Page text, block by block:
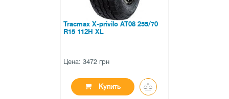
Tracmax X-privilo AT08 255/70
R15 112H XL
Цена: 3472 грн
Купить